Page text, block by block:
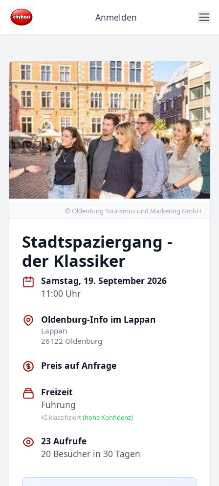
Anmelden
© Oldenburg Tourismus und Marketing GmbH
Stadtspaziergang -
der Klassiker
Samstag, 19. September 2026
11:00 Uhr
Oldenburg-Info im Lappan
Lappan
26122 Oldenburg
Preis auf Anfrage
Freizeit
Führung
KI-klassifiziert(hohe Konfidenz)
23 Aufrufe
20 Besucher in 30 Tagen